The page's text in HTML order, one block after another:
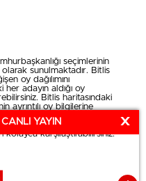
seçimlerinin
sunulmaktadır. Bitlis
oy dağılımını
adayın aldığı oy
Bitlis haritasındaki
ayrıntılı oy bilgilerine
ne kadar oy aldığı ve bu
da mevcuttur. Böylece ilk
kolayca karşılaştırabilirsiniz.
CANLI YAYIN X